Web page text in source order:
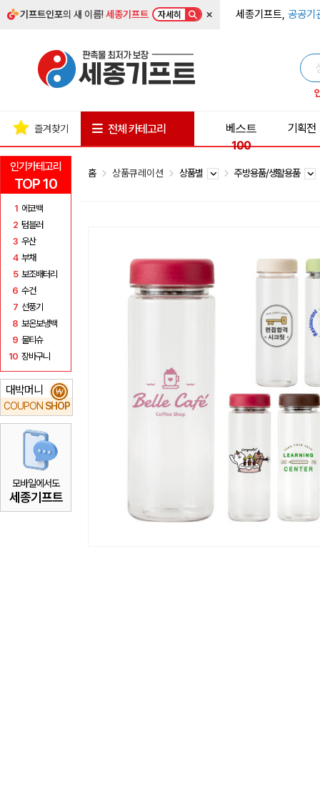
기프트인포의 새 이름!세종기프트 자세히 × 세종기프트, 공공기
인기카테고리
TOP 10
1 에코백
2 텀블러
3 우산
4 부채
5 보조배터리
6 수건
7 선풍기
8 보온보냉백
9 물티슈
10 장바구니
대박머니
COUPON SHOP
₩
모바일에서도
세종기프트
즐겨찾기 전체 카테고리
베스트
100
기획전
홈 상품큐레이션 상품별 주방용품/생활용품